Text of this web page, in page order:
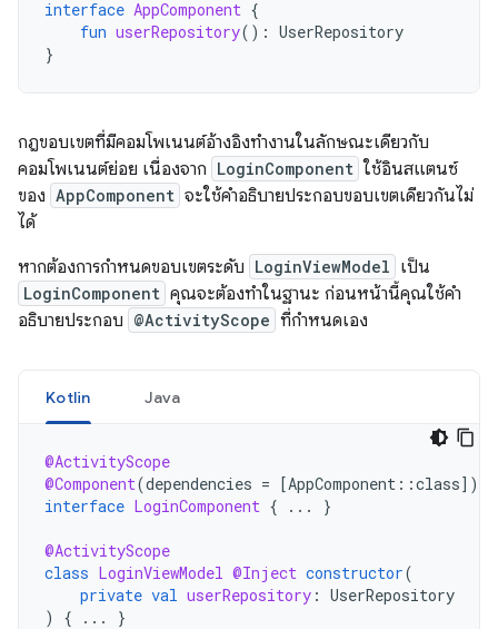
interface AppComponent {
fun userRepository(): UserRepository
}
กฎขอบเขตที่มีคอมโพเนนต์อ้างอิงทำงานในลักษณะเดียวกับ
คอมโพเนนต์ย่อย เนื่องจาก LoginComponent ใช้อินสแตนซ์
ของ AppComponent จะใช้คำอธิบายประกอบขอบเขตเดียวกันไม่
ได้
หากต้องการกำหนดขอบเขตระดับ LoginViewModel เป็น
LoginComponent คุณจะต้องทำในฐานะ ก่อนหน้านี้คุณใช้คำ
อธิบายประกอบ @ActivityScope ที่กำหนดเอง
Kotlin Java
@ActivityScope
@Component(dependencies = [AppComponent ::class] )
interface LoginComponent { ... }
@ActivityScope
class LoginViewModel @Inject constructor(
private val userRepository : UserRepository
)
{ ... }